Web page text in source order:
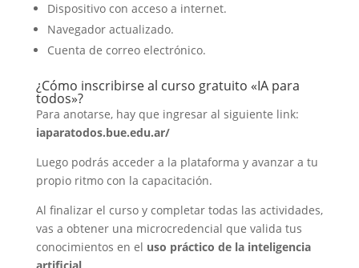
Dispositivo con acceso a internet.
Navegador actualizado.
Cuenta de correo electrónico.
¿Cómo inscribirse al curso gratuito «IA para
todos»?
Para anotarse, hay que ingresar al siguiente link:
iaparatodos.bue.edu.ar/
Luego podrás acceder a la plataforma y avanzar a tu
propio ritmo con la capacitación.
Al finalizar el curso y completar todas las actividades,
vas a obtener una microcredencial que valida tus
conocimientos en el uso práctico de la inteligencia